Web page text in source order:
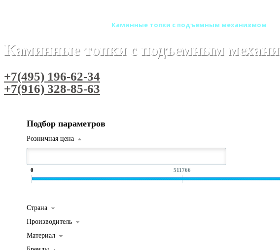
Каминные топки с подъемным механизмом
Каминные топки с подъемным
+7(495) 196-62-34
+7(916) 328-85-63
Подбор параметров
Розничная цена
0 511766
Страна
Производитель
Материал